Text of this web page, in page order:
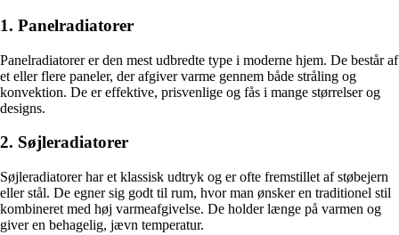
1. Panelradiatorer
Panelradiatorer er den mest udbredte type i moderne hjem. De består af
et eller flere paneler, der afgiver varme gennem både stråling og
konvektion. De er effektive, prisvenlige og fås i mange størrelser og
designs.
2. Søjleradiatorer
Søjleradiatorer har et klassisk udtryk og er ofte fremstillet af støbejern
eller stål. De egner sig godt til rum, hvor man ønsker en traditionel stil
kombineret med høj varmeafgivelse. De holder længe på varmen og
giver en behagelig, jævn temperatur.